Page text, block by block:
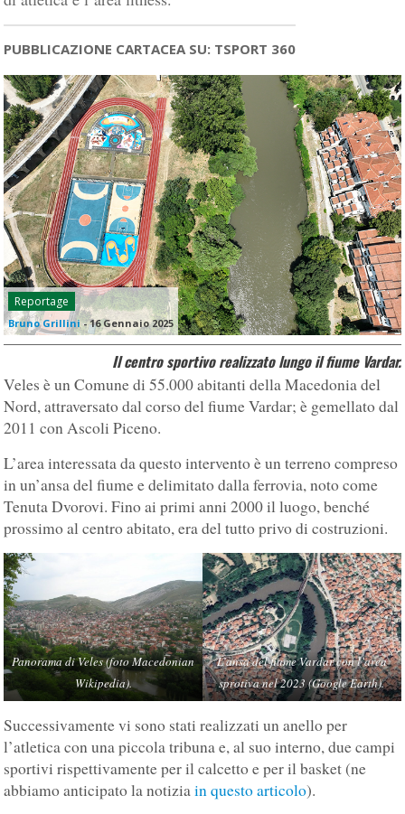
PUBBLICAZIONE CARTACEA SU: TSPORT 360
Reportage
Bruno Grillini-16 Gennaio 2025
Il centro sportivo realizzato lungo il fiume Vardar.
Veles è un Comune di 55.000 abitanti della Macedonia del
Nord, attraversato dal corso del fiume Vardar; è gemellato dal
2011 con Ascoli Piceno.
L’area interessata da questo intervento è un terreno compreso
in un’ansa del fiume e delimitato dalla ferrovia, noto come
Tenuta Dvorovi. Fino ai primi anni 2000 il luogo, benché
prossimo al centro abitato, era del tutto privo di costruzioni.
Panorama di Veles (foto Macedonian
Wikipedia).
L’ansa del fiume Vardar con l’area
sprotiva nel 2023 (Google Earth).
Successivamente vi sono stati realizzati un anello per
l’atletica con una piccola tribuna e, al suo interno, due campi
sportivi rispettivamente per il calcetto e per il basket (ne
abbiamo anticipato la notiziain questo articolo).